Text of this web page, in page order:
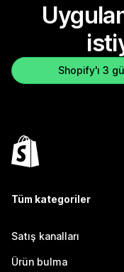
Shopify'ı 3
Tüm kategoriler
Satış kanalları
Ürün bulma